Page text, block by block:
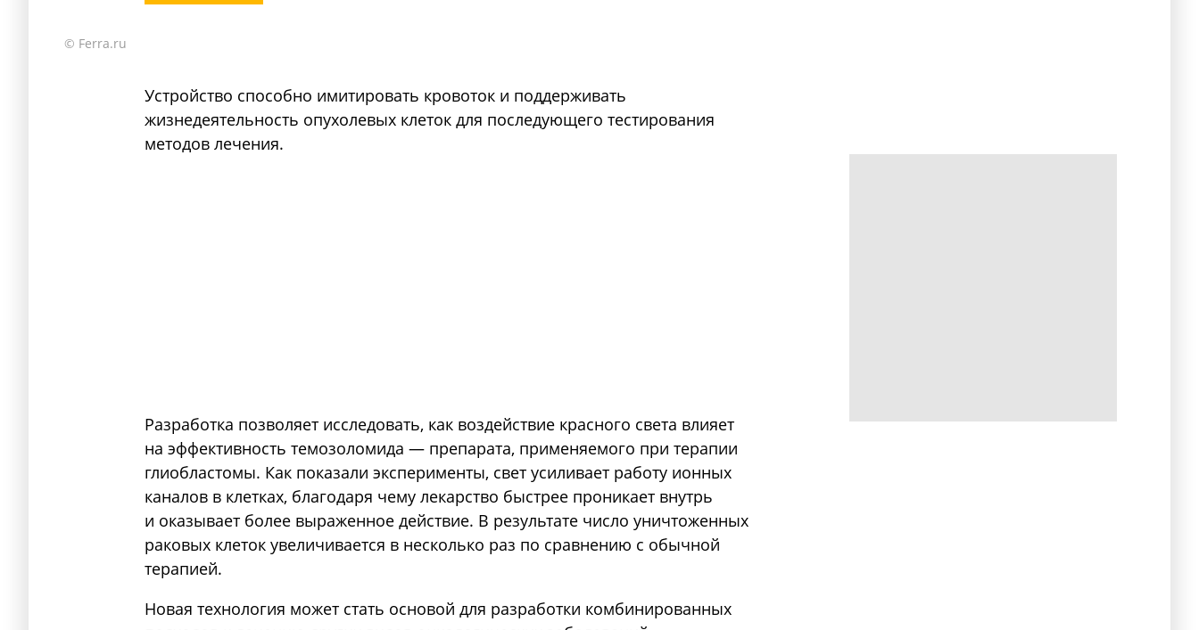
© Ferra.ru
Устройство способно имитировать кровоток и поддерживать
жизнедеятельность опухолевых клеток для последующего тестирования
методов лечения.
Разработка позволяет исследовать, как воздействие красного света влияет
на эффективность темозоломида — препарата, применяемого при терапии
глиобластомы. Как показали эксперименты, свет усиливает работу ионных
каналов в клетках, благодаря чему лекарство быстрее проникает внутрь
и оказывает более выраженное действие. В результате число уничтоженных
раковых клеток увеличивается в несколько раз по сравнению с обычной
терапией.
Новая технология может стать основой для разработки комбинированных